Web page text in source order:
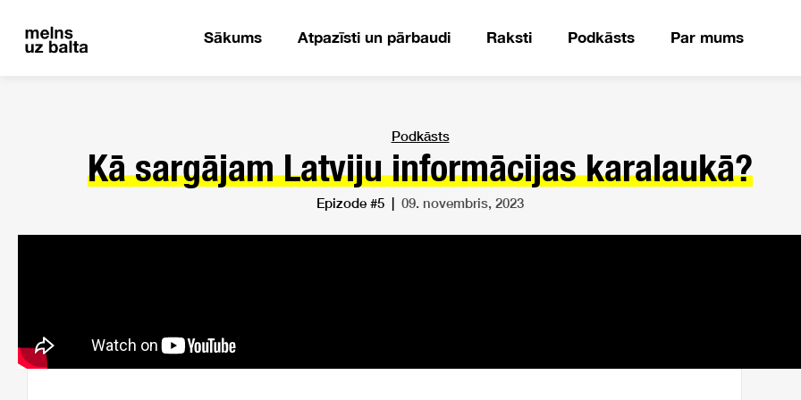
Sākums Atpazīsti un pārbaudi Raksti Podkāsts Par mums
Podkāsts
Kā sargājam Latviju informācijas karalaukā?
Epizode #5 | 09. novembris, 2023